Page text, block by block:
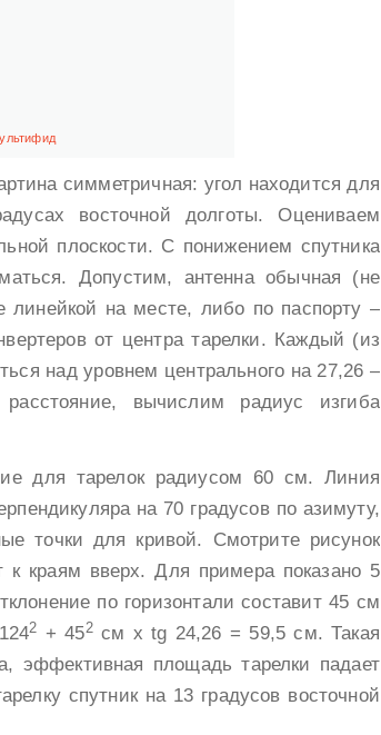
симметричная: угол находится для
восточной долготы. Оцениваем
плоскости. С понижением спутника
Допустим, антенна обычная (не
линейкой на месте, либо по паспорту –
от центра тарелки. Каждый (из
над уровнем центрального на 27,26 –
вычислим радиус изгиба
для тарелок радиусом 60 см. Линия
на 70 градусов по азимуту,
точки для кривой. Смотрите рисунок
краям вверх. Для примера показано 5
по горизонтали составит 45 см
2 + 452см х tg 24,26 = 59,5 см. Такая
эффективная площадь тарелки падает
спутник на 13 градусов восточной